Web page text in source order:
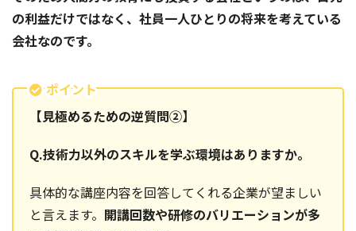
の利益だけではなく、社員一人ひとりの将来を考えている
会社なのです。
ポイント
【見極めるための逆質問②】
Q.技術力以外のスキルを学ぶ環境はありますか。
具体的な講座内容を回答してくれる企業が望ましい
と言えます。 開講回数や研修のバリエーションが多